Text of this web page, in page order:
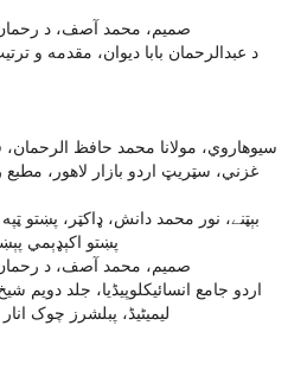
صميم، محمد آصف، د رحمان
د عبدالرحمان بابا ديوان، مقدمه و
سيوهاروي، مولانا محمد حافظ
غزني، سټريټ اردو بازار لاهور،
بېټنے، نور محمد دانش، ډاکټر،
پښتو اکېډېمي پېښور
صميم، محمد آصف، د رحمان
اردو جامع انسائیکلوپیڈیا، جلد دویم
لیمیٹیڈ، پبلشرز چوک انار کلی